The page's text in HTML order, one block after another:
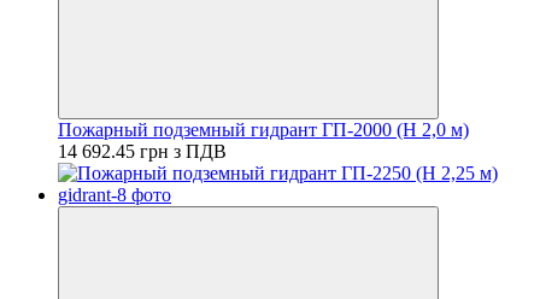
Пожарный подземный гидрант ГП-2000 (H 2,0 м)
14 692.45 грн з ПДВ